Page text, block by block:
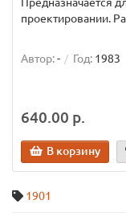
проектировании.
Автор:- Год: 1983
640.00 р.
В корзину
1901